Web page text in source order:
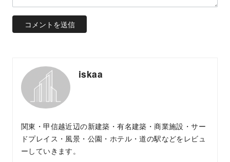
iskaa
関東・甲信越近辺の新建築・有名建築・商業施設・サー
ドプレイス・風景・公園・ホテル・道の駅などをレビュ
ーしていきます。